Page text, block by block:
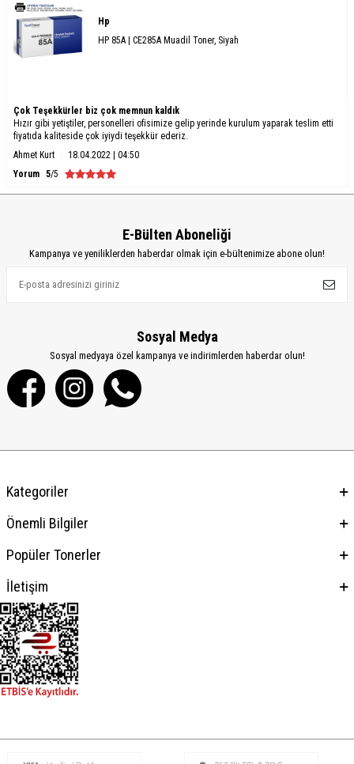
Hp
HP 85A | CE285A Muadil Toner, Siyah
Çok Teşekkürler biz çok memnun kaldık
Hızır gibi yetiştiler, personelleri ofisimize gelip yerinde kurulum yaparak teslim etti
fiyatıda kaliteside çok iyiydi teşekkür ederiz.
Ahmet Kurt
18.04.2022 | 04:50
Yorum 5/5
E-Bülten Aboneliği
Kampanya ve yeniliklerden haberdar olmak için e-bültenimize abone olun!
Sosyal Medya
Sosyal medyaya özel kampanya ve indirimlerden haberdar olun!
Kategoriler
Önemli Bilgiler
Popüler Tonerler
İletişim